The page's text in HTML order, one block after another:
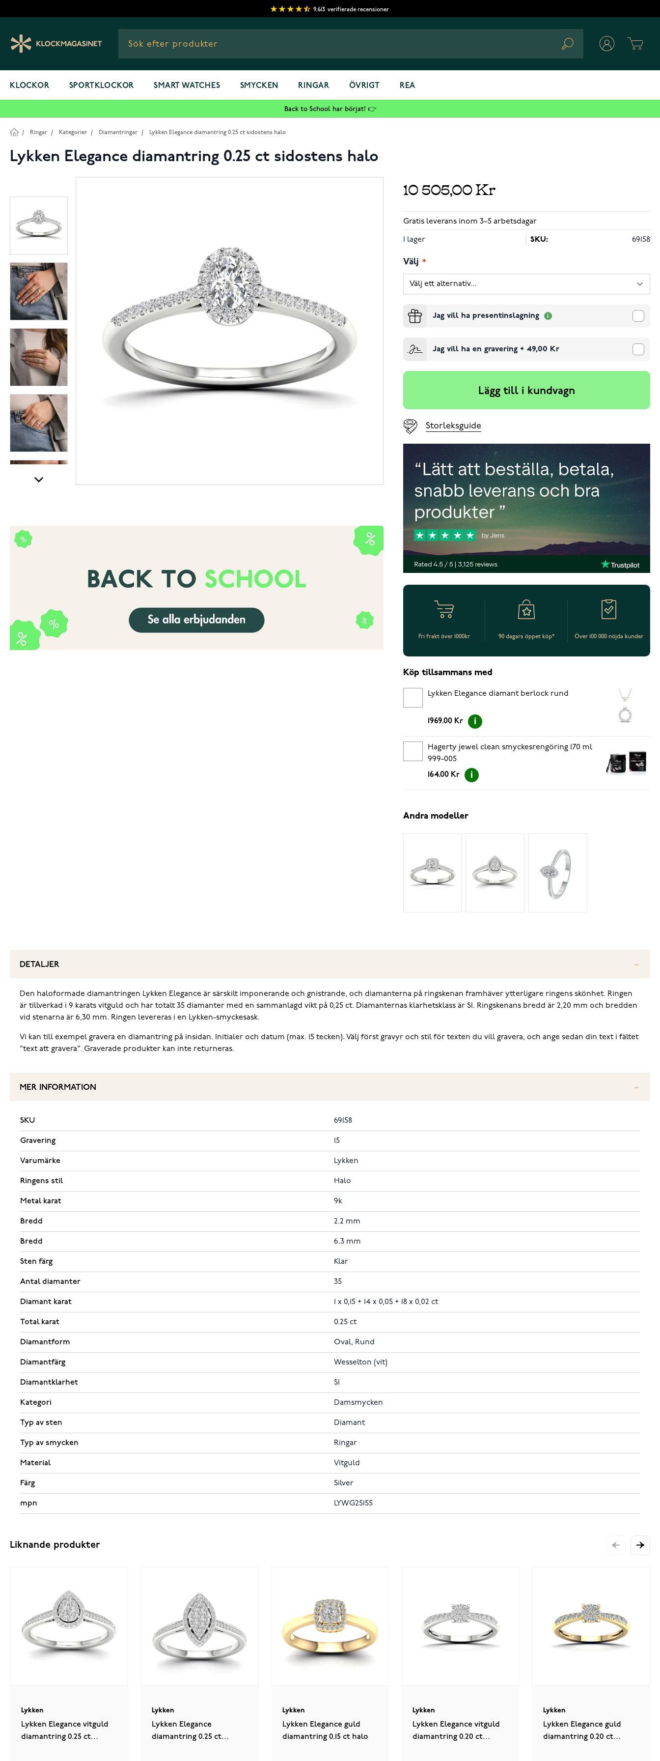
9,613 verifierade recensioner
Search
KLOCKOR SPORTKLOCKOR SMART WATCHES SMYCKEN RINGAR ÖVRIGT REA
Back to School har börjat! 👉
/ Ringar / Kategorier / Diamantringar / Lykken Elegance diamantring 0.25 ct sidostens halo
Lykken Elegance diamantring 0.25 ct sidostens halo
10 505,00 Kr
Gratis leverans inom 3–5 arbetsdagar
I lager SKU: 69158
Välj
Jag vill ha presentinslagning
Jag vill ha en gravering+ 49,00 Kr
Lägg till i kundvagn
Storleksguide
Fri frakt över 1000kr 90 dagars öppet köp* Över 100 000 nöjda kunder
Köp tillsammans med
Lykken Elegance diamant berlock rund
1969.00 Kr
Hagerty jewel clean smyckesrengöring 170 ml
999-005
164.00 Kr
Andra modeller
DETALJER
Den haloformade diamantringen Lykken Elegance är särskilt imponerande och gnistrande, och diamanterna på ringskenan framhäver ytterligare ringens skönhet. Ringen
är tillverkad i 9 karats vitguld och har totalt 35 diamanter med en sammanlagd vikt på 0,25 ct. Diamanternas klarhetsklass är SI. Ringskenans bredd är 2,20 mm och bredden
vid stenarna är 6,30 mm. Ringen levereras i en Lykken-smyckesask.
Vi kan till exempel gravera en diamantring på insidan. Initialer och datum (max. 15 tecken). Välj först gravyr och stil för texten du vill gravera, och ange sedan din text i fältet
"text att gravera". Graverade produkter kan inte returneras.
MER INFORMATION
SKU 69158
Gravering 15
Varumärke Lykken
Ringens stil Halo
Metal karat 9k
Bredd 2.2 mm
Bredd 6.3 mm
Sten färg Klar
Antal diamanter 35
Diamant karat 1 x 0,15 + 14 x 0,05 + 18 x 0,02 ct
Total karat 0.25 ct
Diamantform Oval, Rund
Diamantfärg Wesselton (vit)
Diamantklarhet SI
Kategori Damsmycken
Typ av sten Diamant
Typ av smycken Ringar
Material Vitguld
Färg Silver
mpn LYWG25155
Liknande produkter
Lykken
Lykken Elegance vitguld
diamantring 0.25 ct
Lykken
Lykken Elegance
diamantring 0.25 ct
Lykken
Lykken Elegance guld
diamantring 0.15 ct halo
Lykken
Lykken Elegance vitguld
diamantring 0.20 ct
Lykken
Lykken Elegance guld
diamantring 0.20 ct